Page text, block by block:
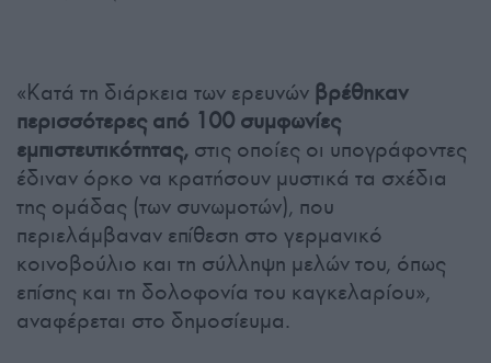
«Κατά τη διάρκεια των ερευνών βρέθηκαν
περισσότερες από 100 συμφωνίες
εμπιστευτικότητας, στις οποίες οι υπογράφοντες
έδιναν όρκο να κρατήσουν μυστικά τα σχέδια
της ομάδας (των συνωμοτών), που
περιελάμβαναν επίθεση στο γερμανικό
κοινοβούλιο και τη σύλληψη μελών του, όπως
επίσης και τη δολοφονία του καγκελαρίου»,
αναφέρεται στο δημοσίευμα.